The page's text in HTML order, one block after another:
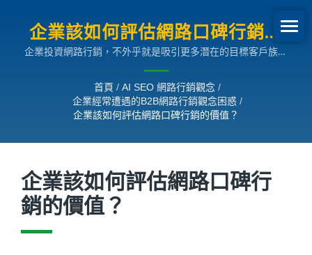
企業該如何評估網路口碑行銷的
價值？ | 企業經常遭遇的B2B網
路行銷觀念困惑
企業投資網路行銷，不外乎就是吸引更多潛在的目標客戶族群
然而投資網路行銷多年的您，對於透過網路行銷所吸引的族群
數量多寡，究竟清楚還是不清楚呢？
首頁 / AI SEO 網路行銷觀念 /
企業經常遭遇的B2B網路行銷觀念困惑 /
企業該如何評估網路口碑行銷的價值？
企業該如何評估網路口碑行
銷的價值？